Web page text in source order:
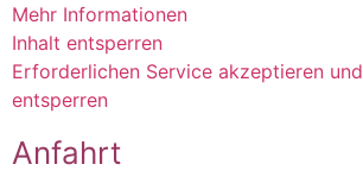
Mehr Informationen
Inhalt entsperren
Erforderlichen Service akzeptieren
entsperren
Anfahrt